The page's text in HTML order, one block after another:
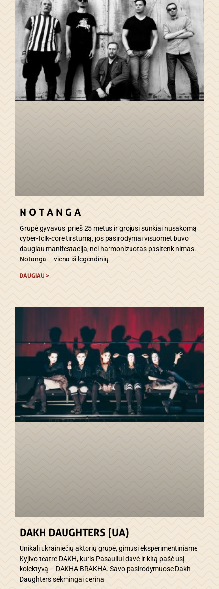
N O T A N G A
Grupė gyvavusi prieš 25 metus ir grojusi sunkiai nusakomą
cyber-folk-core tirštumą, jos pasirodymai visuomet buvo
daugiau manifestacija, nei harmonizuotas pasitenkinimas.
Notanga – viena iš legendinių
DAUGIAU >
DAKH DAUGHTERS (UA)
Unikali ukrainiečių aktorių grupė, gimusi eksperimentiniame
Kyjivo teatre DAKH, kuris Pasauliui davė ir kitą pašėlusį
kolektyvą – DAKHA BRAKHA. Savo pasirodymuose Dakh
Daughters sėkmingai derina